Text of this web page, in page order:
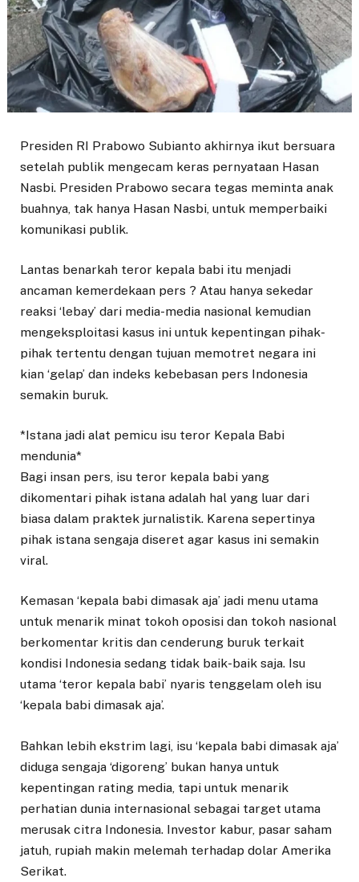
Presiden RI Prabowo Subianto akhirnya ikut bersuara
setelah publik mengecam keras pernyataan Hasan
Nasbi. Presiden Prabowo secara tegas meminta anak
buahnya, tak hanya Hasan Nasbi, untuk memperbaiki
komunikasi publik.
Lantas benarkah teror kepala babi itu menjadi
ancaman kemerdekaan pers ? Atau hanya sekedar
reaksi ‘lebay’ dari media-media nasional kemudian
mengeksploitasi kasus ini untuk kepentingan pihak-
pihak tertentu dengan tujuan memotret negara ini
kian ‘gelap’ dan indeks kebebasan pers Indonesia
semakin buruk.
*Istana jadi alat pemicu isu teror Kepala Babi
mendunia*
Bagi insan pers, isu teror kepala babi yang
dikomentari pihak istana adalah hal yang luar dari
biasa dalam praktek jurnalistik. Karena sepertinya
pihak istana sengaja diseret agar kasus ini semakin
viral.
Kemasan ‘kepala babi dimasak aja’ jadi menu utama
untuk menarik minat tokoh oposisi dan tokoh nasional
berkomentar kritis dan cenderung buruk terkait
kondisi Indonesia sedang tidak baik-baik saja. Isu
utama ‘teror kepala babi’ nyaris tenggelam oleh isu
‘kepala babi dimasak aja’.
Bahkan lebih ekstrim lagi, isu ‘kepala babi dimasak aja’
diduga sengaja ‘digoreng’ bukan hanya untuk
kepentingan rating media, tapi untuk menarik
perhatian dunia internasional sebagai target utama
merusak citra Indonesia. Investor kabur, pasar saham
jatuh, rupiah makin melemah terhadap dolar Amerika
Serikat.